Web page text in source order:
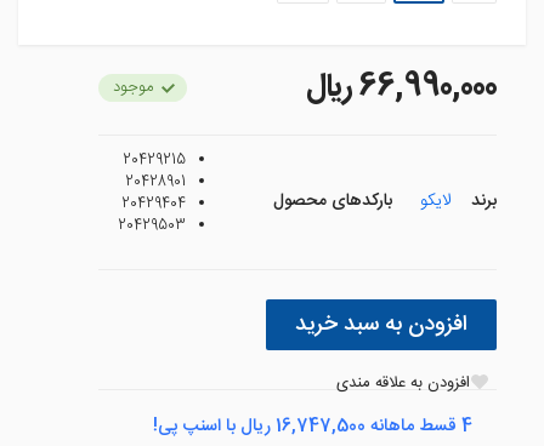
66,990,000 ريال موجود
برند لایکو بارکدهای محصول
20429215
20428901
20429404
20429503
افزودن به سبد خرید
افزودن به علاقه مندی
4 قسط ماهانه 16,747,500 ریال با اسنپ پی!